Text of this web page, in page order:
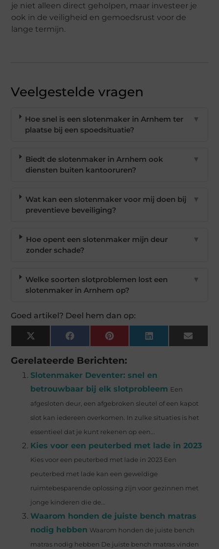
je niet alleen direct geholpen, maar investeer je
ook in de veiligheid en gemoedsrust voor de
lange termijn.
Veelgestelde vragen
Hoe snel is een slotenmaker in Arnhem ter
plaatse bij een spoedsituatie?
▼
Biedt de slotenmaker in Arnhem ook
diensten buiten kantooruren?
▼
Wat kan een slotenmaker voor mij doen bij
preventieve beveiliging?
▼
Hoe opent een slotenmaker mijn deur
zonder schade?
▼
Welke soorten slotproblemen lost een
slotenmaker in Arnhem op?
▼
Goed artikel? Deel hem dan op:
X
(Twitter)
FacebookPinterest LinkedIn Email
Gerelateerde Berichten:
Slotenmaker Deventer: snel en
betrouwbaar bij elk slotprobleem Een
afgesloten deur, een afgebroken sleutel of een kapot
slot kan iedereen overkomen. In zulke situaties is het
essentieel dat je kunt rekenen op een...
Kies voor een peuterbed met lade in 2023
Kies voor een peuterbed met lade in 2023 Een
peuterbed met lade kan een geweldige
ruimtebesparende oplossing zijn voor gezinnen met
jonge kinderen die de...
Waarom honden de juiste bench matras
nodig hebben Waarom honden de juiste bench
matras nodig hebben De juiste bench matras vinden